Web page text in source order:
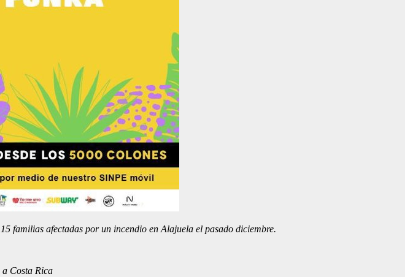
familias afectadas por un incendio en Alajuela el pasado diciembre.
Costa Rica